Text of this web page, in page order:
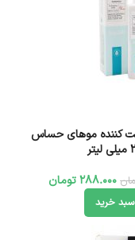
کننده موهای حساس
288.000تومان
سبد خرید